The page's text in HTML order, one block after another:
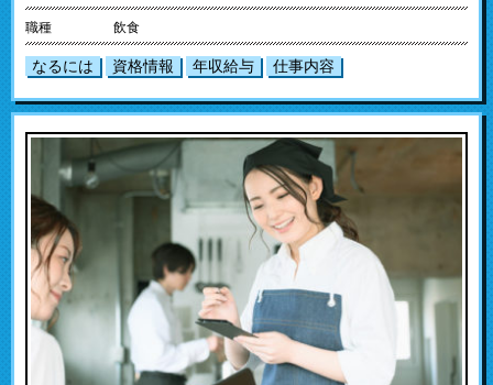
職種 飲食
なるには 資格情報 年収給与 仕事内容